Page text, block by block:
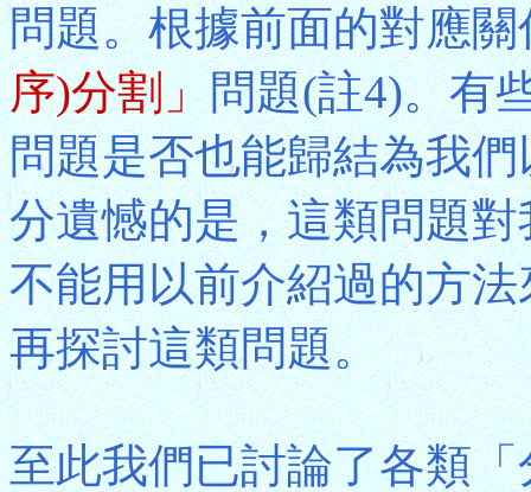
問題。根據前面的對應
序)分割」問題(註4)。有
問題是否也能歸結為我
分遺憾的是，這類問題
不能用以前介紹過的方
再探討這類問題。
至此我們已討論了各類